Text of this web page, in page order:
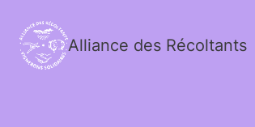
Alliance des Récoltants